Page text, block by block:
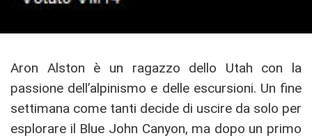
Aron Alston è un ragazzo dello Utah con la
passione dell’alpinismo e delle escursioni. Un fine
settimana come tanti decide di uscire da solo per
esplorare il Blue John Canyon, ma dopo un primo